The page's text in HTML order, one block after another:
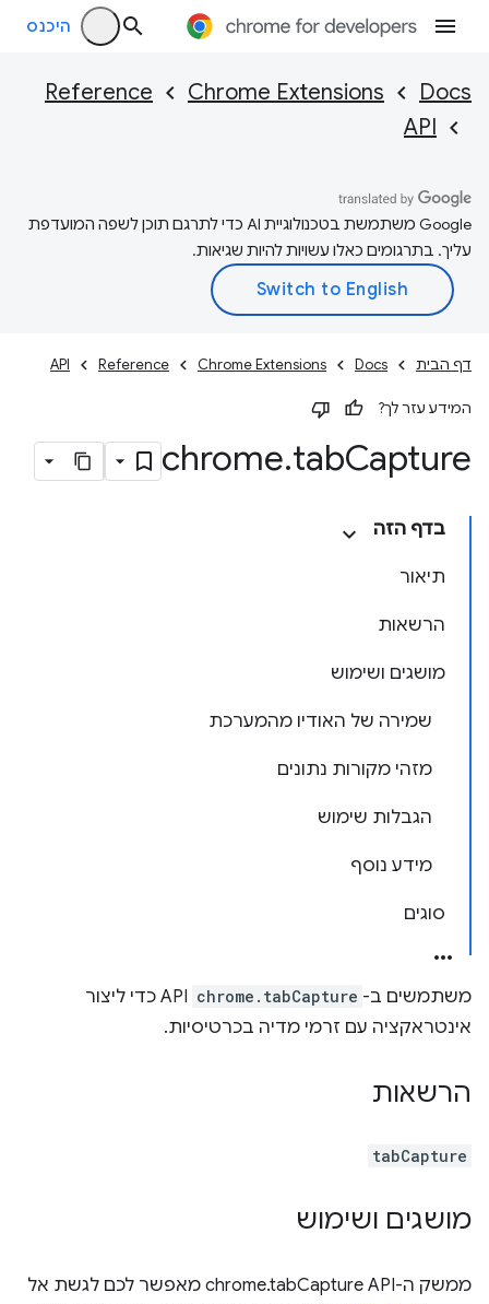
היכנס
Docs
Chrome Extensions
Reference
API
‫Google משתמשת בטכנולוגיית AI כדי לתרגם תוכן לשפה המועדפת
עליך. בתרגומים כאלו עשויות להיות שגיאות.
דף הבית Docs
Chrome Extensions
Reference
API
המידע עזר לך?
chrome.tabCapture
בדף הזה
תיאור
הרשאות
מושגים ושימוש
שמירה של האודיו מהמערכת
מזהי מקורות נתונים
הגבלות שימוש
מידע נוסף
סוגים
משתמשים ב- chrome.tabCapture
API כדי ליצור
אינטראקציה עם זרמי מדיה בכרטיסיות.
הרשאות
tabCapture
מושגים ושימוש
ממשק ה-API ‏chrome.tabCapture מאפשר לכם לגשת אל